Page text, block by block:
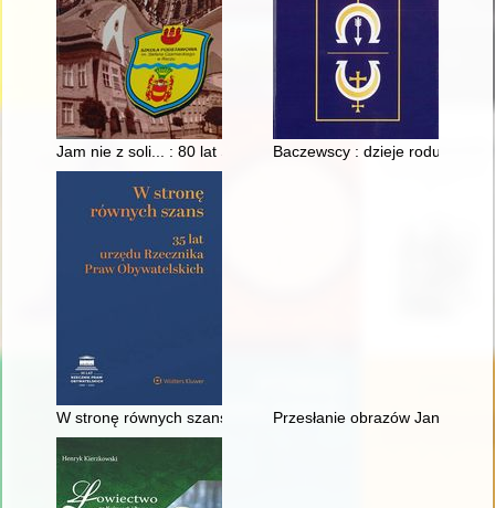
Jam nie z soli... : 80 lat Szkoły Podstawowej im. Stefana
Baczewscy : dzieje rodu od
W stronę równych szans : 35 lat urzędu Rzecznika Praw
Przesłanie obrazów Jana